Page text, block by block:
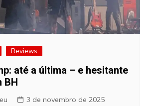
Reviews
até a última – e hesitante
BH
3 de novembro de 2025